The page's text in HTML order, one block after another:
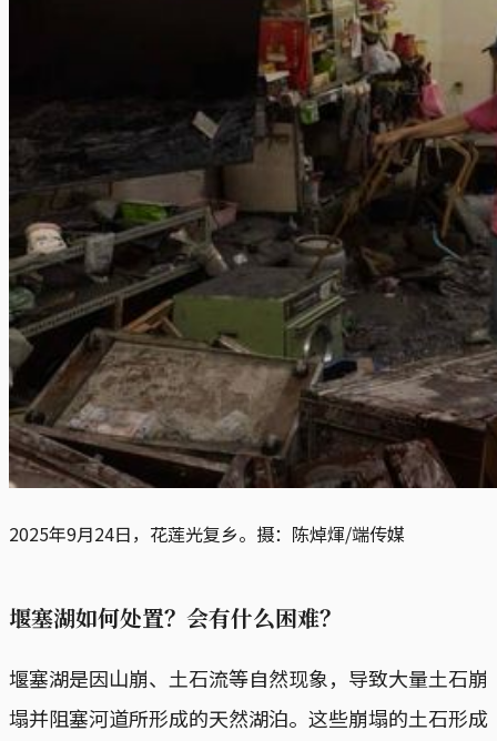
2025年9月24日，花莲光复乡。摄：陈焯煇/端传媒
堰塞湖如何处置？会有什么困难？
堰塞湖是因山崩、土石流等自然现象，导致大量土石崩
塌并阻塞河道所形成的天然湖泊。这些崩塌的土石形成